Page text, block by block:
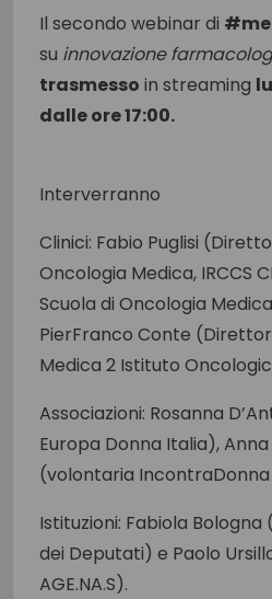
Il secondo webinar di
su innovazione
trasmesso in streaming
dalle ore 17:00.
Interverranno
Clinici: Fabio Puglisi
Oncologia Medica, IRCCS
Scuola di Oncologia
PierFranco Conte
Medica 2 Istituto
Associazioni: Rosanna
Europa Donna Italia),
(volontaria IncontraDonna
Istituzioni: Fabiola
dei Deputati) e Paolo
AGE.NA.S).